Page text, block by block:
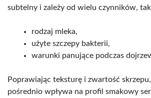
subtelny i zależy od wielu czynników,
rodzaj mleka,
użyte szczepy bakterii,
warunki panujące podczas
Poprawiając teksturę i zwartość
pośrednio wpływa na profil smakowy